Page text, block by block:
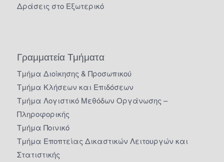
Δράσεις στο Εξωτερικό
Γραμματεία Τμήματα
Τμήμα Διοίκησης & Προσωπικού
Τμήμα Κλήσεων και Επιδόσεων
Τμήμα Λογιστικό Μεθόδων Οργάνωσης –
Πληροφορικής
Τμήμα Ποινικό
Τμήμα Εποπτείας Δικαστικών Λειτουργών και
Στατιστικής